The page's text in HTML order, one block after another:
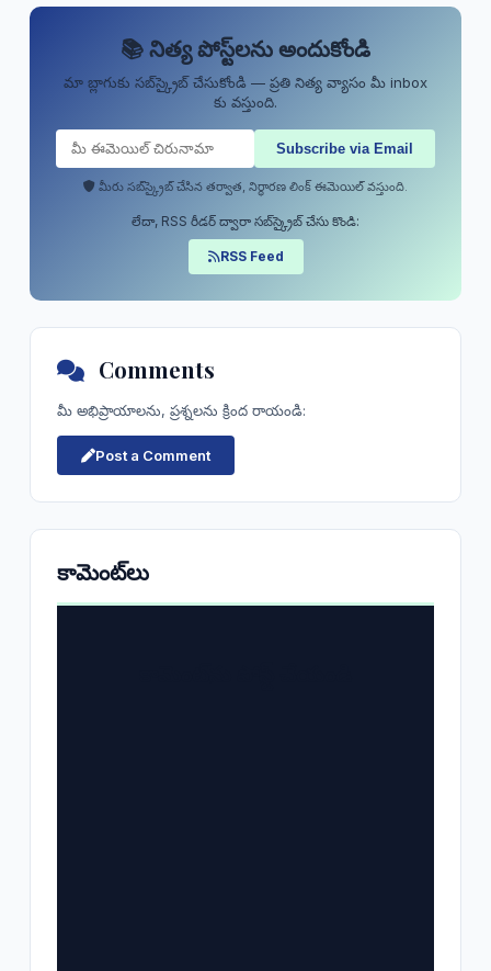
📚 నిత్య పోస్ట్‌లను అందుకోండి
మా బ్లాగుకు సబ్‌స్క్రైబ్ చేసుకోండి — ప్రతి నిత్య వ్యాసం మీ inbox
కు వస్తుంది.
మీరు సబ్‌స్క్రైబ్ చేసిన తర్వాత, నిర్ధారణ లింక్ ఈమెయిల్ వస్తుంది.
లేదా, RSS రీడర్ ద్వారా సబ్‌స్క్రైబ్ చేసు కొండి:
RSS Feed
Comments
మీ అభిప్రాయాలను, ప్రశ్నలను క్రింద రాయండి:
Post a Comment
కామెంట్‌లు